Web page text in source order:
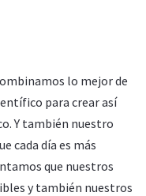
lo mejor de
para crear así
Y también nuestro
cada día es más
que nuestros
y también nuestros